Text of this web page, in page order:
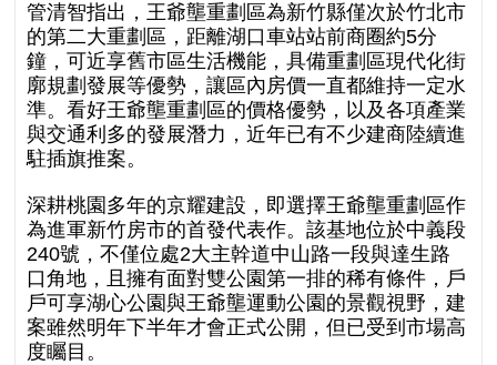
管清智指出，王爺壟重劃區為新竹縣僅次於竹北市
的第二大重劃區，距離湖口車站站前商圈約5分
鐘，可近享舊市區生活機能，具備重劃區現代化街
廓規劃發展等優勢，讓區內房價一直都維持一定水
準。看好王爺壟重劃區的價格優勢，以及各項產業
與交通利多的發展潛力，近年已有不少建商陸續進
駐插旗推案。
深耕桃園多年的京耀建設，即選擇王爺壟重劃區作
為進軍新竹房市的首發代表作。該基地位於中義段
240號，不僅位處2大主幹道中山路一段與達生路
口角地，且擁有面對雙公園第一排的稀有條件，戶
戶可享湖心公園與王爺壟運動公園的景觀視野，建
案雖然明年下半年才會正式公開，但已受到市場高
度矚目。